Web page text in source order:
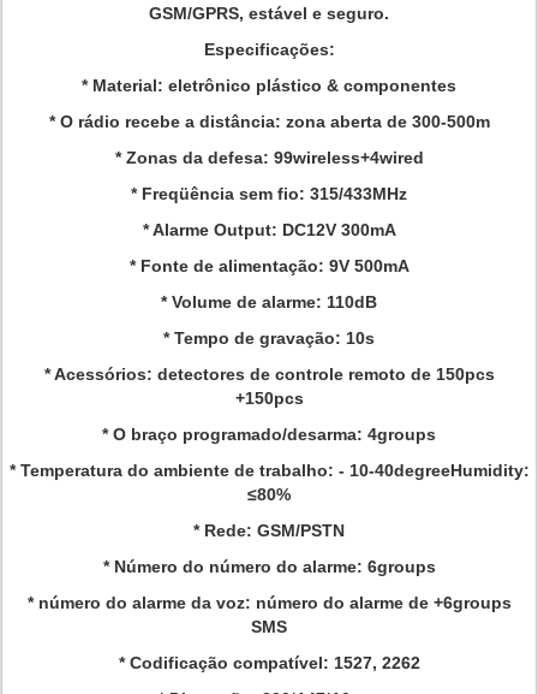
GSM/GPRS, estável e seguro.
Especificações:
* Material: eletrônico plástico & componentes
* O rádio recebe a distância: zona aberta de 300-500m
* Zonas da defesa: 99wireless+4wired
* Freqüência sem fio: 315/433MHz
* Alarme Output: DC12V 300mA
* Fonte de alimentação: 9V 500mA
* Volume de alarme: 110dB
* Tempo de gravação: 10s
* Acessórios: detectores de controle remoto de 150pcs
+150pcs
* O braço programado/desarma: 4groups
* Temperatura do ambiente de trabalho: - 10-40degreeHumidity:
≤80%
* Rede: GSM/PSTN
* Número do número do alarme: 6groups
* número do alarme da voz: número do alarme de +6groups
SMS
* Codificação compatível: 1527, 2262